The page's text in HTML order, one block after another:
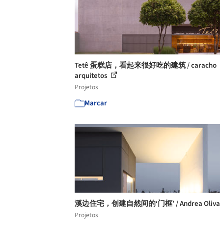
Tetê 蛋糕店，看起来很好吃的建筑 / caracho
arquitetos
Projetos
Marcar
溪边住宅，创建自然间的‘门框’ / Andrea Oliva
Projetos